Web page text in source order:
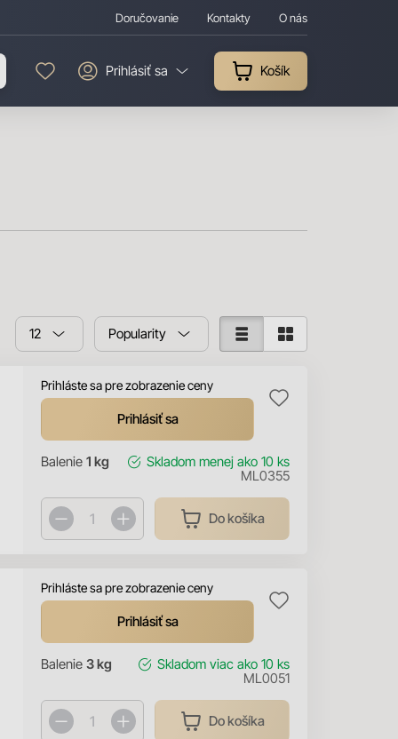
Doručovanie Kontakty O nás
Prihlásiť sa Košík
12 Popularity
Prihláste sa pre zobrazenie ceny
Prihlásiť sa
Balenie 1 kg Skladom menej ako 10 ks
ML0355
Do košíka
Prihláste sa pre zobrazenie ceny
Prihlásiť sa
Balenie 3 kg Skladom viac ako 10 ks
ML0051
Do košíka